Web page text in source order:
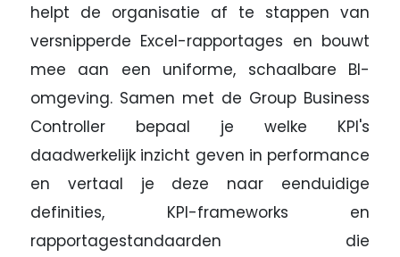
helpt de organisatie af te stappen van
versnipperde Excel-rapportages en bouwt
mee aan een uniforme, schaalbare BI-
omgeving. Samen met de Group Business
Controller bepaal je welke KPI's
daadwerkelijk inzicht geven in performance
en vertaal je deze naar eenduidige
definities, KPI-frameworks en
rapportagestandaarden die